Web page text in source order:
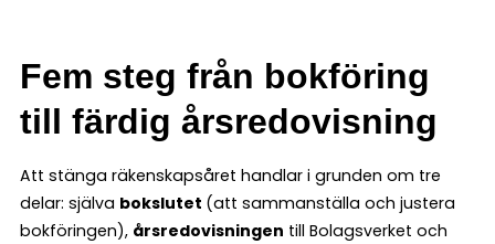
Fem steg från bokföring
till färdig årsredovisning
Att stänga räkenskapsåret handlar i grunden om tre
delar: själva bokslutet (att sammanställa och justera
bokföringen), årsredovisningen till Bolagsverket och